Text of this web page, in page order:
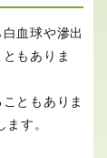
血球や滲出
もありま
ともありま
す。